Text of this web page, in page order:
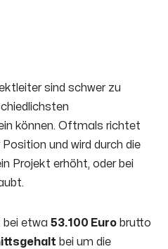
sind schwer zu
können. Oftmals richtet
und wird durch die
Projekt erhöht, oder bei
bei etwa 53.100 Euro brutto
bei um die